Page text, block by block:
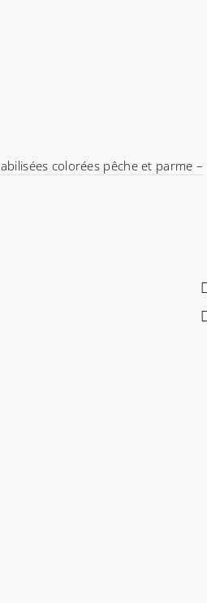
colorées pêche et parme –